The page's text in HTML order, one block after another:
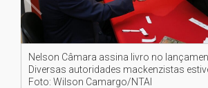
Nelson Câmara assina livro no
Diversas autoridades mackenzistas
Foto: Wilson Camargo/NTAI